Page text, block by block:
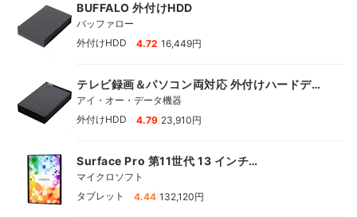
BUFFALO 外付けHDD
バッファロー
外付けHDD
4.72 16,449円
テレビ録画＆パソコン両対応 外付けハードディ
スク
アイ・オー・データ機器
外付けHDD
4.79 23,910円
Surface Pro 第11世代 13 インチ
（Snapdragon X Plus）
マイクロソフト
タブレット
4.44 132,120円